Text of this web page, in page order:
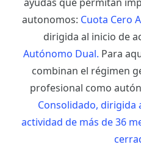
autonomos: Cuota Cero
dirigida al inicio de
Autónomo Dual. Para
combinan el régimen
profesional como
Consolidado, dirigida
actividad de más de 36